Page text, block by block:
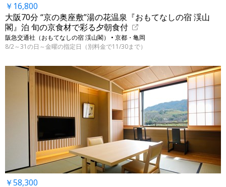
￥16,800
大阪70分 “京の奥座敷”湯の花温泉『おもてなしの宿 渓山
閣』泊 旬の京食材で彩る夕朝食付
阪急交通社（おもてなしの宿 渓山閣） • 京都・亀岡
8/2～31の日～金曜の指定日（別料金で11/30まで）
￥58,300